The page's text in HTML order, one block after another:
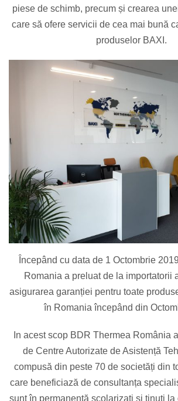
piese de schimb, precum și crearea
care să ofere servicii de cea mai bună
produselor BAXI.
Începând cu data de 1 Octombrie
Romania a preluat de la importatorii
asigurarea garanției pentru toate
în Romania începând din
In acest scop BDR Thermea România
de Centre Autorizate de Asistență
compusă din peste 70 de societăți din
care beneficiază de consultanța
sunt în permanență școlarizați și ținuți la